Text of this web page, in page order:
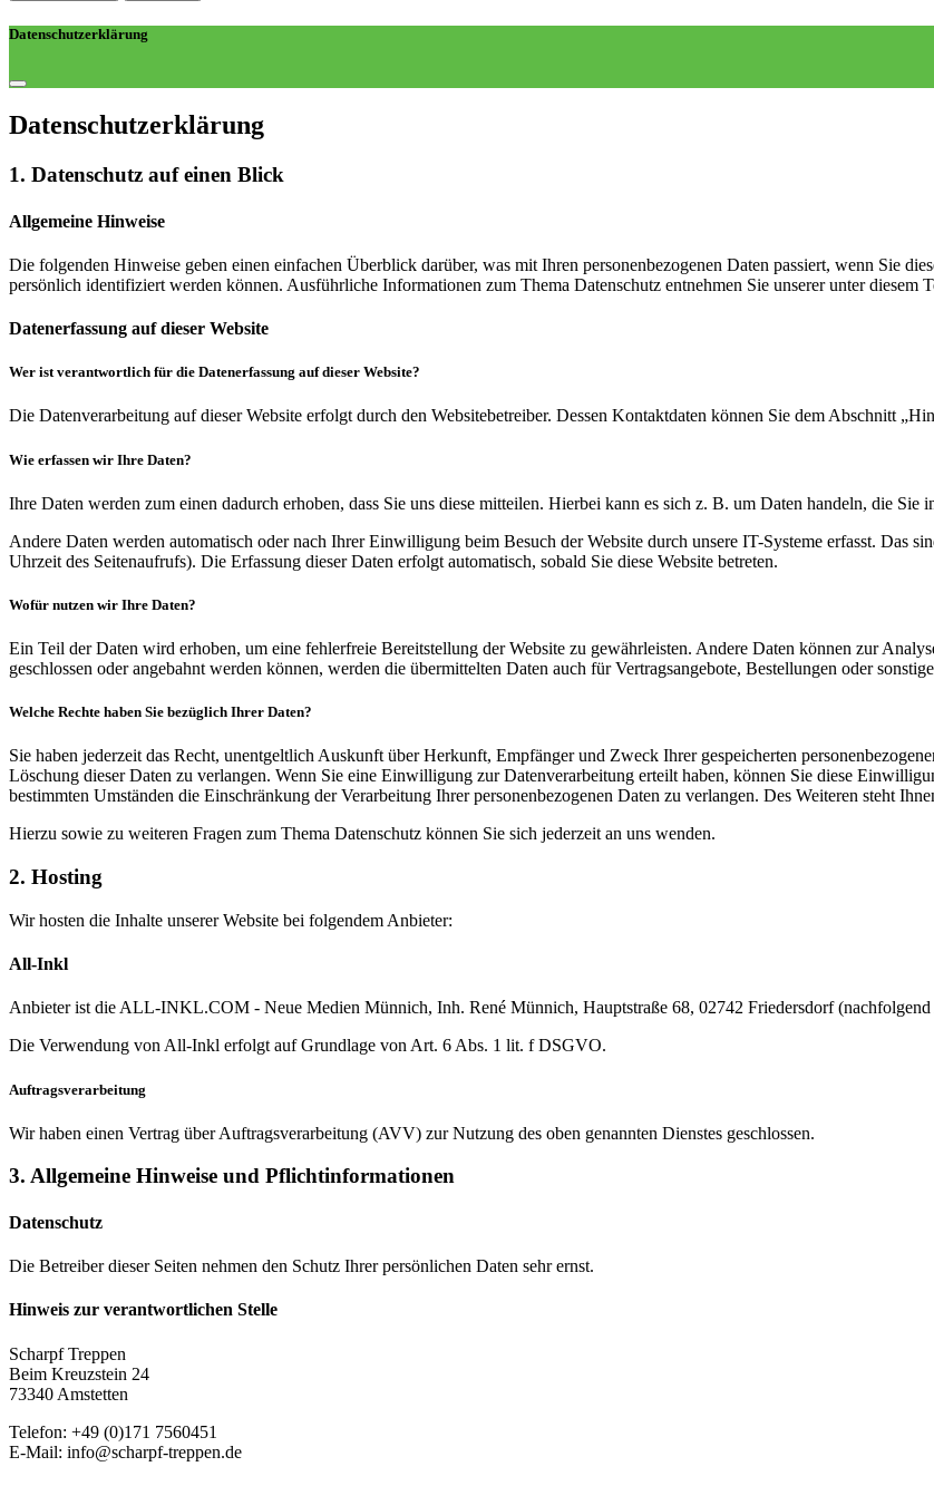
Datenschutzerklärung
Datenschutz­erklärung
1. Datenschutz auf einen Blick
Allgemeine Hinweise
Die folgenden Hinweise geben einen einfachen Überblick darüber, was mit Ihren personenbezogenen Daten passiert, wenn Sie
persönlich identifiziert werden können. Ausführliche Informationen zum Thema Datenschutz entnehmen Sie unserer unter diesem
Datenerfassung auf dieser Website
Wer ist verantwortlich für die Datenerfassung auf dieser Website?
Die Datenverarbeitung auf dieser Website erfolgt durch den Websitebetreiber. Dessen Kontaktdaten können Sie dem Abschnitt
Wie erfassen wir Ihre Daten?
Ihre Daten werden zum einen dadurch erhoben, dass Sie uns diese mitteilen. Hierbei kann es sich z. B. um Daten handeln, die Sie
Andere Daten werden automatisch oder nach Ihrer Einwilligung beim Besuch der Website durch unsere IT-Systeme erfasst. Das
Uhrzeit des Seitenaufrufs). Die Erfassung dieser Daten erfolgt automatisch, sobald Sie diese Website betreten.
Wofür nutzen wir Ihre Daten?
Ein Teil der Daten wird erhoben, um eine fehlerfreie Bereitstellung der Website zu gewährleisten. Andere Daten können zur
geschlossen oder angebahnt werden können, werden die übermittelten Daten auch für Vertragsangebote, Bestellungen oder
Welche Rechte haben Sie bezüglich Ihrer Daten?
Sie haben jederzeit das Recht, unentgeltlich Auskunft über Herkunft, Empfänger und Zweck Ihrer gespeicherten
Löschung dieser Daten zu verlangen. Wenn Sie eine Einwilligung zur Datenverarbeitung erteilt haben, können Sie diese
bestimmten Umständen die Einschränkung der Verarbeitung Ihrer personenbezogenen Daten zu verlangen. Des Weiteren steht
Hierzu sowie zu weiteren Fragen zum Thema Datenschutz können Sie sich jederzeit an uns wenden.
2. Hosting
Wir hosten die Inhalte unserer Website bei folgendem Anbieter:
All-Inkl
Anbieter ist die ALL-INKL.COM - Neue Medien Münnich, Inh. René Münnich, Hauptstraße 68, 02742 Friedersdorf
Die Verwendung von All-Inkl erfolgt auf Grundlage von Art. 6 Abs. 1 lit. f DSGVO.
Auftragsverarbeitung
Wir haben einen Vertrag über Auftragsverarbeitung (AVV) zur Nutzung des oben genannten Dienstes geschlossen.
3. Allgemeine Hinweise und Pflicht­informationen
Datenschutz
Die Betreiber dieser Seiten nehmen den Schutz Ihrer persönlichen Daten sehr ernst.
Hinweis zur verantwortlichen Stelle
Scharpf Treppen
Beim Kreuzstein 24
73340 Amstetten
Telefon: +49 (0)171 7560451
E-Mail: info@scharpf-treppen.de